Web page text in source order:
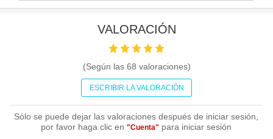
VALORACIÓN
(Según las 68 valoraciones)
ESCRIBIR LA VALORACIÓN
Sólo se puede dejar las valoraciones después de iniciar sesión,
por favor haga clic en"Cuenta" para iniciar sesión